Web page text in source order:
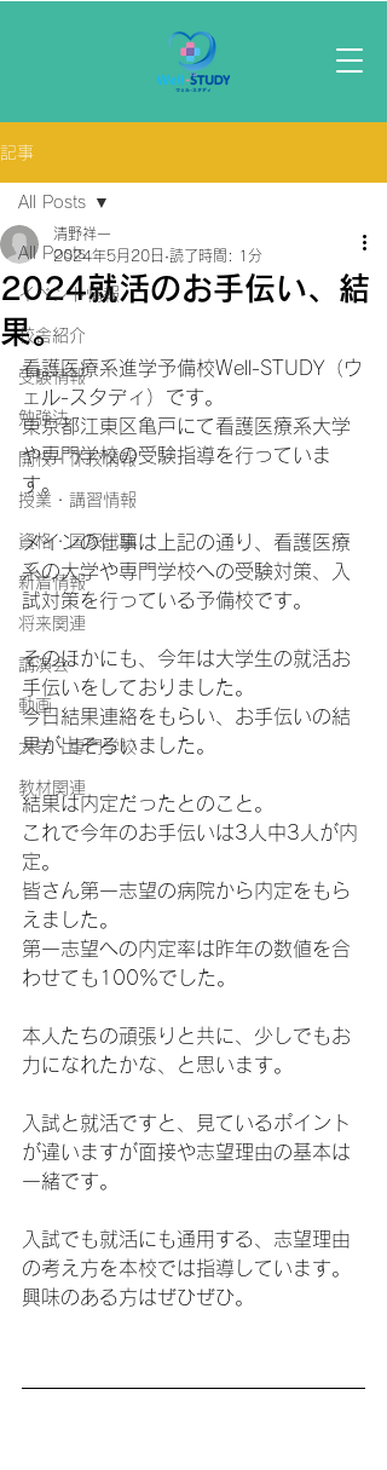
記事
All Posts
イベント情報
校舎紹介
受験情報
勉強法
開校・休校情報
授業・講習情報
資格・国家試験
新着情報
将来関連
講演会
動画
大学・専門学校
教材関連
All Posts
2024就活のお手伝い、結
果。
清野祥一
2024年5月20日 読了時間: 1分
看護医療系進学予備校Well-STUDY（ウ
ェル-スタディ）です。
東京都江東区亀戸にて看護医療系大学
や専門学校の受験指導を行っていま
す。
メインの仕事は上記の通り、看護医療
系の大学や専門学校への受験対策、入
試対策を行っている予備校です。
そのほかにも、今年は大学生の就活お
手伝いをしておりました。
今日結果連絡をもらい、 お手伝いの結
果が出そろいました。
結果は内定だったとのこと。
これで今年のお手伝いは3人中3人が内
定。
皆さん第一志望の病院から内定をもら
えました。
第一志望への内定率は昨年の数値を合
わせても100％でした。
本人たちの頑張りと共に、少しでもお
力になれたかな、と思います。
入試と就活ですと、見ているポイント
が違いますが面接や志望理由の基本は
一緒です。
入試でも就活にも通用する、志望理由
の考え方を本校では指導しています。
興味のある方はぜひぜひ。